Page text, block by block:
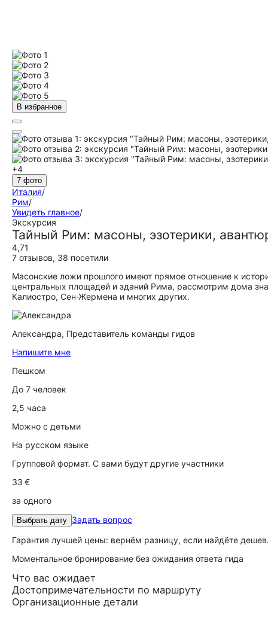
В избранное
+4
7 фото
Италия/
Рим/
Увидеть главное/
Экскурсия
Тайный Рим: масоны, эзотерики,
4,71
7 отзывов, 38 посетили
Масонские ложи прошлого имеют прямое отношение к
центральных площадей и зданий Рима, рассмотрим дома
Калиостро, Сен-Жермена и многих других.
Александра, Представитель команды гидов
Напишите мне
Пешком
До 7 человек
2,5 часа
Можно с детьми
На русском языке
Групповой формат. С вами будут другие участники
33 €
за одного
Выбрать дату Задать вопрос
Гарантия лучшей цены: вернём разницу, если найдёте
Моментальное бронирование без ожидания ответа гида
Что вас ожидает
Достопримечательности по маршруту
Организационные детали